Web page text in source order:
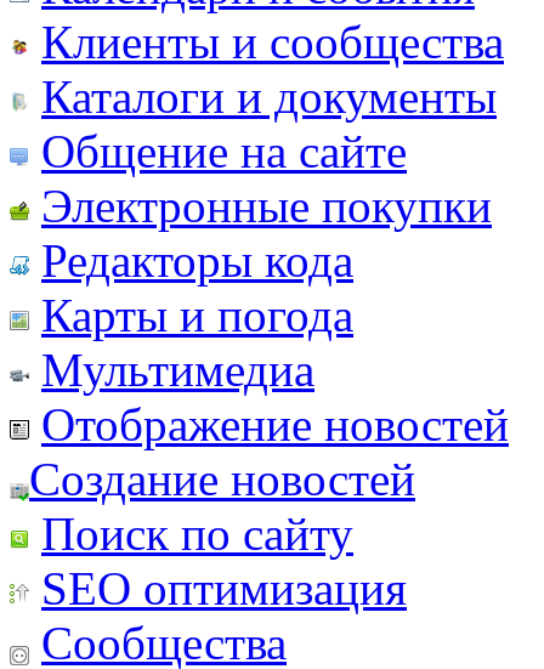
Клиенты и сообщества
Каталоги и документы
Общение на сайте
Электронные покупки
Редакторы кода
Карты и погода
Мультимедиа
Отображение новостей
Создание новостей
Поиск по сайту
SEO оптимизация
Сообщества